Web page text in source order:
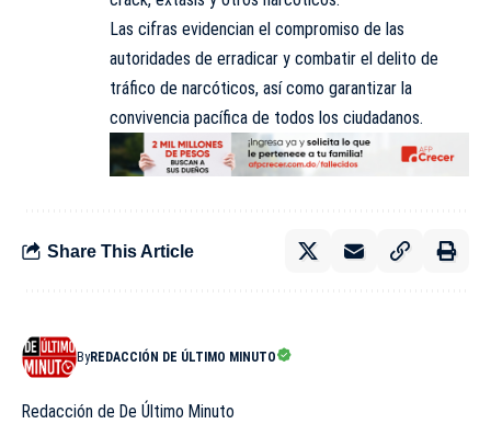
Las cifras evidencian el compromiso de las
autoridades de erradicar y combatir el delito de
tráfico de narcóticos, así como garantizar la
convivencia pacífica de todos los ciudadanos.
Share This Article
ByREDACCIÓN DE ÚLTIMO MINUTO
Redacción de De Último Minuto